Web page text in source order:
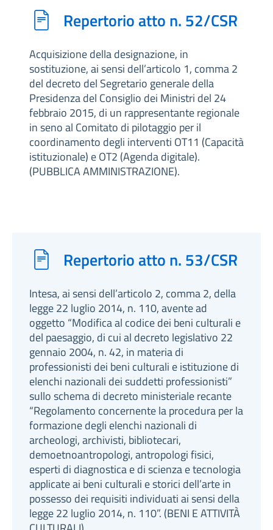
Repertorio atto n. 52/CSR
Acquisizione della designazione, in
sostituzione, ai sensi dell’articolo 1, comma 2
del decreto del Segretario generale della
Presidenza del Consiglio dei Ministri del 24
febbraio 2015, di un rappresentante regionale
in seno al Comitato di pilotaggio per il
coordinamento degli interventi OT11 (Capacità
istituzionale) e OT2 (Agenda digitale).
(PUBBLICA AMMINISTRAZIONE).
Repertorio atto n. 53/CSR
Intesa, ai sensi dell’articolo 2, comma 2, della
legge 22 luglio 2014, n. 110, avente ad
oggetto “Modifica al codice dei beni culturali e
del paesaggio, di cui al decreto legislativo 22
gennaio 2004, n. 42, in materia di
professionisti dei beni culturali e istituzione di
elenchi nazionali dei suddetti professionisti”
sullo schema di decreto ministeriale recante
“Regolamento concernente la procedura per la
formazione degli elenchi nazionali di
archeologi, archivisti, bibliotecari,
demoetnoantropologi, antropologi fisici,
esperti di diagnostica e di scienza e tecnologia
applicate ai beni culturali e storici dell’arte in
possesso dei requisiti individuati ai sensi della
legge 22 luglio 2014, n. 110”. (BENI E ATTIVITÀ